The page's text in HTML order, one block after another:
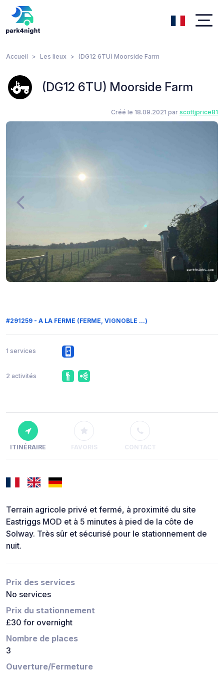
Accueil Les lieux (DG12 6TU) Moorside Farm
(DG12 6TU) Moorside Farm
Créé le 18.09.2021 par scottjprice81
#291259 - A LA FERME (FERME, VIGNOBLE ...)
1 services
2 activités
ITINÉRAIRE FAVORIS CONTACT
Terrain agricole privé et fermé, à proximité du site
Eastriggs MOD et à 5 minutes à pied de la côte de
Solway. Très sûr et sécurisé pour le stationnement de
nuit.
Prix des services
No services
Prix du stationnement
£30 for overnight
Nombre de places
3
Ouverture/Fermeture